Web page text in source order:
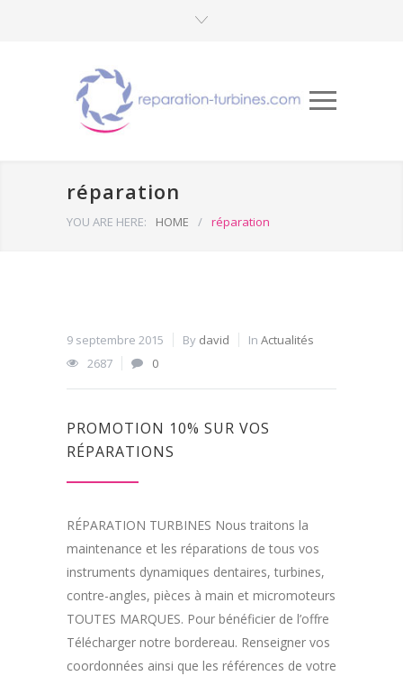
réparation
YOU ARE HERE: HOME / réparation
9 septembre 2015 By david In Actualités
2687
0
PROMOTION 10% SUR VOS
RÉPARATIONS
RÉPARATION TURBINES Nous traitons la
maintenance et les réparations de tous vos
instruments dynamiques dentaires, turbines,
contre-angles, pièces à main et micromoteurs
TOUTES MARQUES. Pour bénéficier de l’offre
Télécharger notre bordereau. Renseigner vos
coordonnées ainsi que les références de votre